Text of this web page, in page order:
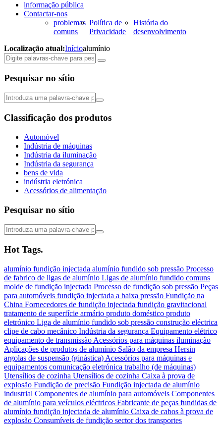
informação pública
Contactar-nos
problemas
comuns
Política de
Privacidade
História do
desenvolvimento
Localização atual:Inícioalumínio
Pesquisar no sítio
Classificação dos produtos
Automóvel
Indústria de máquinas
Indústria da iluminação
Indústria da segurança
bens de vida
indústria eletrónica
Acessórios de alimentação
Pesquisar no sítio
Hot Tags.
alumínio fundição injectada alumínio fundido sob pressão Processo
de fabrico de ligas de alumínio Ligas de alumínio fundido comuns
molde de fundição injectada Processo de fundição sob pressão Peças
para automóveis fundição injectada a baixa pressão Fundição na
China Fornecedores de fundição injectada fundição gravitacional
tratamento de superfície armário produto doméstico produto
eletrónico Liga de alumínio fundido sob pressão construção eléctrica
clipe de cabo mecânico Indústria da segurança Equipamento elétrico
equipamento de transmissão Acessórios para máquinas iluminação
Aplicações de produtos de alumínio Salão da empresa Hersin
argolas de suspensão (ginástica) Acessórios para máquinas e
equipamentos comunicação eletrónica trabalho (de máquinas)
Utensílios de cozinha Utensílios de cozinha Caixa à prova de
explosão Fundição de precisão Fundição injectada de alumínio
industrial Componentes de alumínio para automóveis Componentes
de alumínio para veículos eléctricos Fabricante de peças fundidas de
alumínio fundição injectada de alumínio Caixa de cabos à prova de
explosão Consumíveis de fundição sector dos transportes